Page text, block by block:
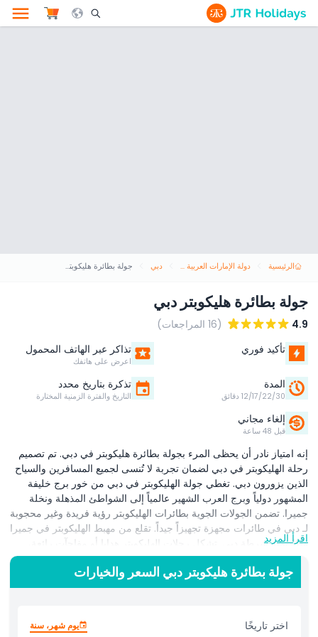
Search Opener Icon
الرئيسية دولة الإمارات العربية المتحدة دبي جولة بطائرة هليكوبتر دبي
جولة بطائرة هليكوبتر دبي
4.9
(16 المراجعات)
تأكيد فوري
تذاكر عبر الهاتف المحمول
اعرض على هاتفك
المدة
12/17/22/30 دقائق
تذكرة بتاريخ محدد
التاريخ والفترة الزمنية المختارة
إلغاء مجاني
قبل 48 ساعة
إنه امتياز نادر أن يحظى المرء بجولة بطائرة هليكوبتر في دبي. تم تصميم
رحلة الهليكوبتر في دبي لضمان تجربة لا تُنسى لجميع المسافرين والسياح
الذين يزورون دبي. تغطي جولة الهليكوبتر في دبي من خور برج خليفة
المشهور دولياً وبرج العرب الشهير عالمياً إلى الشواطئ المذهلة ونخلة
جميرا. تضمن الجولات الجوية بطائرات الهليكوبتر رؤية فريدة وغير محجوبة
لـ دبي في طائرات مجهزة تجهيزاً جيداً. تقلع من مهبط الهليكوبتر في جميرا
وأكاديمية شرطة دبي. تشكل رحلات الهليكوبتر هدايا أو مفاجآت رائعة،
سواء لأعياد الميلاد أو المناسبات السنوية أو ببساطة للتعبير عن الشكر. قد
ترى العديد من الصور الجوية للمدينة الجميلة دبي، ومع ذلك فإن دبي توفر
للمسافر فرصة استكشاف المدينة الأيقونية عبر جولة بطائرة هليكوبتر.
في دبي. تبدأ جولة الهليكوبتر الأيقونية التي تستغرق 12 دقيقة من أكاديمية
شرطة دبي. استمتع بالإطلالة الجوية على الجزيرة الاصطناعية الشهيرة
اقرأ المزيد
جولة بطائرة هليكوبتر دبي السعر والخيارات
اختر تاريخًا يوم شهر، سنة